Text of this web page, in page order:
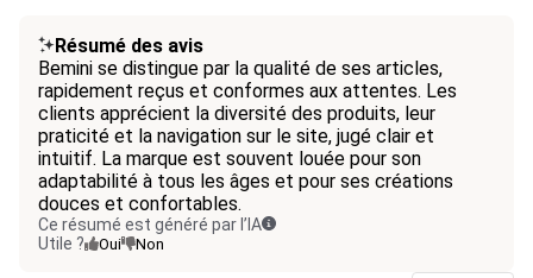
Résumé des avis
Bemini se distingue par la qualité de ses articles,
rapidement reçus et conformes aux attentes. Les
clients apprécient la diversité des produits, leur
praticité et la navigation sur le site, jugé clair et
intuitif. La marque est souvent louée pour son
adaptabilité à tous les âges et pour ses créations
douces et confortables.
Ce résumé est généré par l’IA
Utile ?
Oui Non